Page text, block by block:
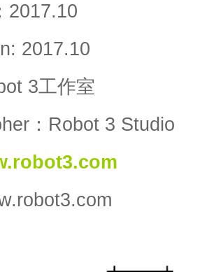
2017.10
2017.10
3工作室
：Robot 3 Studio